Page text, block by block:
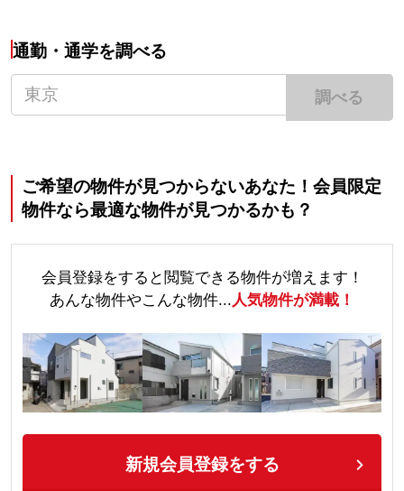
通勤・通学を調べる
調べる
ご希望の物件が見つからないあなた！会員限定
物件なら最適な物件が見つかるかも？
会員登録をすると閲覧できる物件が増えます！
あんな物件やこんな物件...人気物件が満載！
新規会員登録をする